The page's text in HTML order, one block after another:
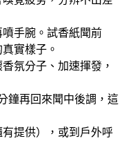
噴手腕。試香紙聞前
實樣子。
香氛分子、加速揮發，
鐘再回來聞中後調，這
有提供），或到戶外呼